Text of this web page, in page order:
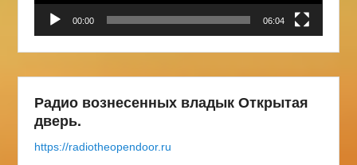
00:00 06:04
Радио вознесенных владык Открытая
дверь.
https://radiotheopendoor.ru